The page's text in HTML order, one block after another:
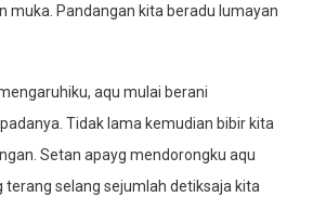
muka. Pandangan kita beradu lumayan
aqu mulai berani
Tidak lama kemudian bibir kita
Setan apayg mendorongku aqu
terang selang sejumlah detiksaja kita